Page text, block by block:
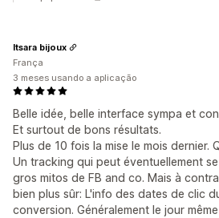
Belle idée, belle interface sympa et
Et surtout de bons résultats.
Plus de 10 fois la mise le mois dernier.
Un tracking qui peut éventuellement
gros mitos de FB and co. Mais à
bien plus sûr: L'info des dates de clic
conversion. Généralement le jour
Itsara bijoux
França
3 meses usando a aplicação